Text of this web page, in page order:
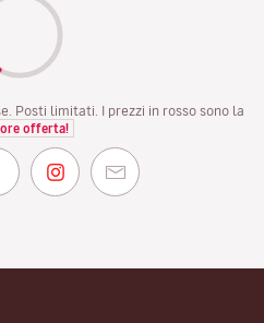
Posti limitati. I prezzi in rosso sono la
offerta!